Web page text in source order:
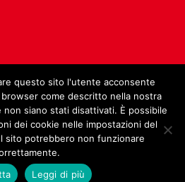
questo sito l'utente acconsente
come descritto nella nostra
siano stati disattivati. È possibile
dei cookie nelle impostazioni del
sito potrebbero non funzionare
Leggi di più